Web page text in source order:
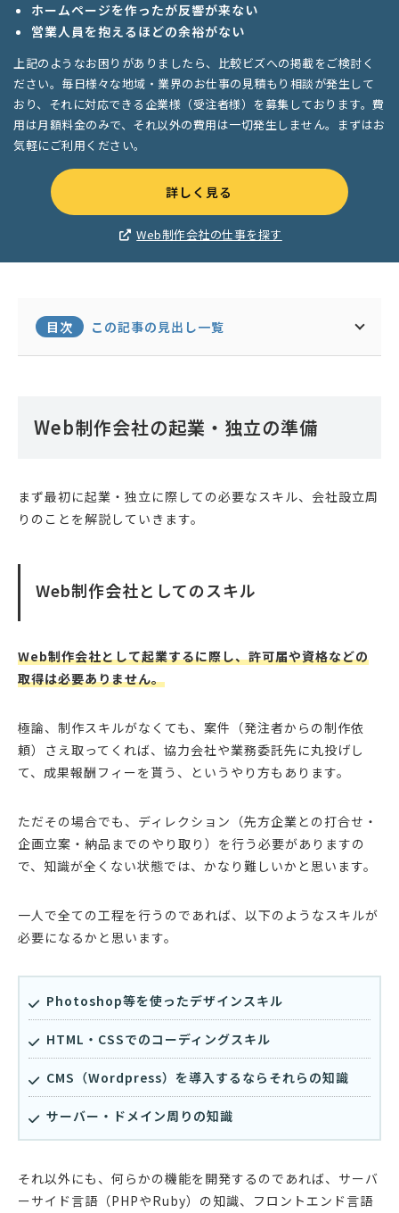
ホームページを作ったが反響が来ない
営業人員を抱えるほどの余裕がない
上記のようなお困りがありましたら、比較ビズへの掲載をご検討く
ださい。毎日様々な地域・業界のお仕事の見積もり相談が発生して
おり、それに対応できる企業様（受注者様）を募集しております。費
用は月額料金のみで、それ以外の費用は一切発生しません。まずはお
気軽にご利用ください。
詳しく見る
Web制作会社の仕事を探す
目次 この記事の見出し一覧
Web制作会社の起業・独立の準備
まず最初に起業・独立に際しての必要なスキル、会社設立周
りのことを解説していきます。
Web制作会社としてのスキル
Web制作会社として起業するに際し、許可届や資格などの
取得は必要ありません。
極論、制作スキルがなくても、案件（発注者からの制作依
頼）さえ取ってくれば、協力会社や業務委託先に丸投げし
て、成果報酬フィーを貰う、というやり方もあります。
ただその場合でも、ディレクション（先方企業との打合せ・
企画立案・納品までのやり取り）を行う必要がありますの
で、知識が全くない状態では、かなり難しいかと思います。
一人で全ての工程を行うのであれば、以下のようなスキルが
必要になるかと思います。
Photoshop等を使ったデザインスキル
HTML・CSSでのコーディングスキル
CMS（Wordpress）を導入するならそれらの知識
サーバー・ドメイン周りの知識
それ以外にも、何らかの機能を開発するのであれば、サーバ
ーサイド言語（PHPやRuby）の知識、フロントエンド言語